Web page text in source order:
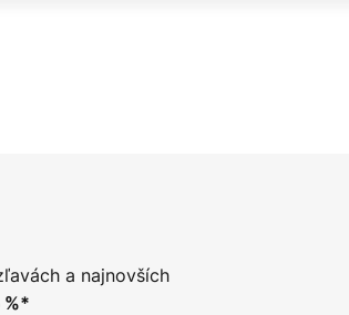
a najnovších
%*